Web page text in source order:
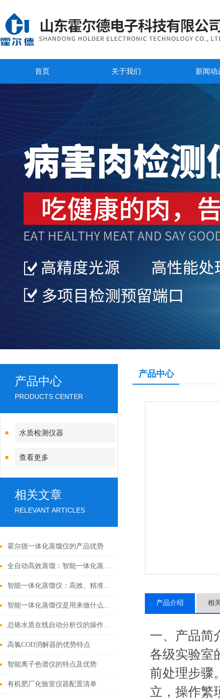
首页 关于我们 新闻动
产品中心
PRODUCTS CENTER
水质检测仪器
查看更多
相关文章
RELEVANT ARTICLES
霍尔德一体化蒸馏仪的产品优势
全自动高效蒸馏：智能一体化蒸馏仪重塑实验室效率
智能一体化蒸馏仪：高效、精准，重塑蒸馏新标准
智能一体化蒸馏仪是用来做什么的？
总铬水质在线自动分析仪的操作步骤「霍尔德仪器推荐」
高氯COD消解器的优势特点
智能离子色谱仪的特点及优势
有机肥厂化验室仪器配置清单
产品中心
产品介绍 相
一、产品简
各级实验室
前处理步骤
立，操作繁